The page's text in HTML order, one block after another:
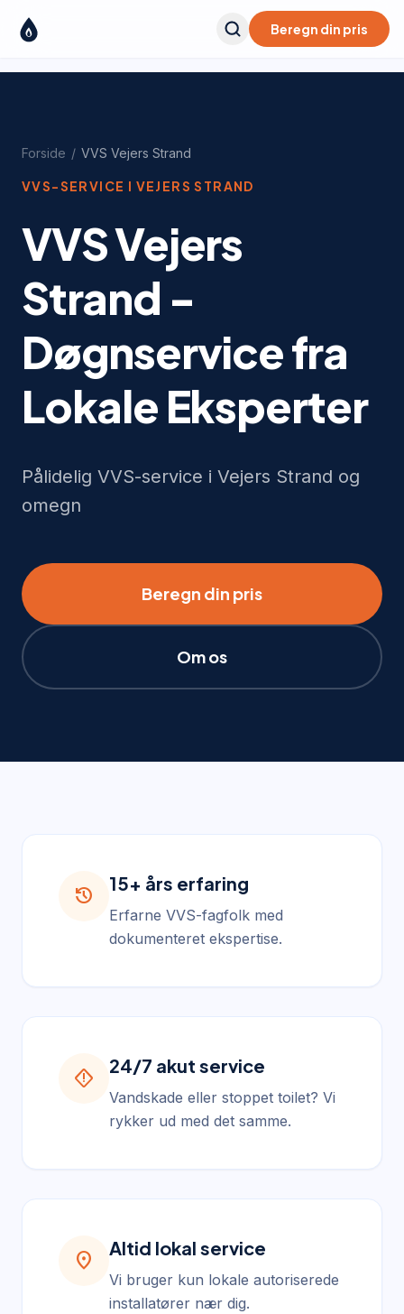
Beregn din pris
Forside / VVS Vejers Strand
VVS-SERVICE I VEJERS STRAND
VVS Vejers
Strand -
Døgnservice fra
Lokale Eksperter
Pålidelig VVS-service i Vejers Strand og
omegn
Beregn din pris
Om os
history
15+ års erfaring
Erfarne VVS-fagfolk med
dokumenteret ekspertise.
emergency_home
24/7 akut service
Vandskade eller stoppet toilet? Vi
rykker ud med det samme.
location_on
Altid lokal service
Vi bruger kun lokale autoriserede
installatører nær dig.